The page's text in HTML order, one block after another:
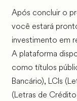
Após concluir o
você estará
investimento em
A plataforma
como títulos
Bancário), LCIs
(Letras de